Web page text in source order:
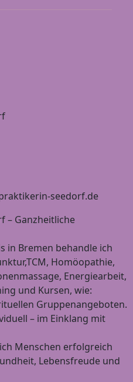
seedorf.de
– Ganzheitliche
in Bremen behandle ich
Homöopathie,
Energiearbeit,
und Kursen, wie:
Gruppenangeboten.
– im Einklang mit
Menschen erfolgreich
Lebensfreude und